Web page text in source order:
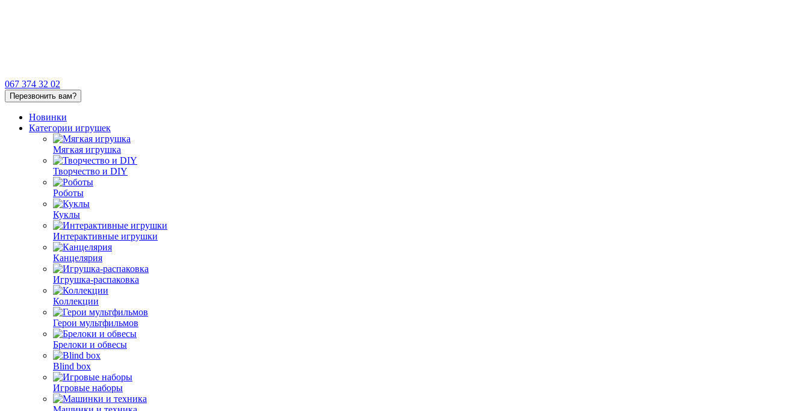
067 374 32 02
Перезвонить вам?
Новинки
Категории игрушек
Мягкая игрушка
Творчество и DIY
Роботы
Куклы
Интерактивные игрушки
Канцелярия
Игрушка-распаковка
Коллекции
Герои мультфильмов
Брелоки и обвесы
Blind box
Игровые наборы